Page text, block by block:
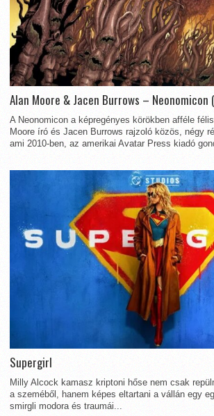
Alan Moore & Jacen Burrows – Neonomicon
A Neonomicon a képregényes körökben afféle
Moore író és Jacen Burrows rajzoló közös, négy
ami 2010-ben, az amerikai Avatar Press kiadó
Supergirl
Milly Alcock kamasz kriptoni hőse nem csak
a szeméből, hanem képes eltartani a vállán egy
smirgli modora és traumái...